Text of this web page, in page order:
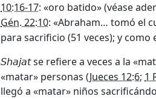
10:16-17: «oro batido» (véase
Gén. 22:10: «Abraham… tomó el
para sacrificio (51 veces); y
Shajatse refiere a veces a la
«matar» personas (Jueces 12:6; 1
llegó a «matar» niños